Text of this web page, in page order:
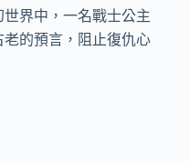
界中，一名戰士公主
的預言，阻止復仇心